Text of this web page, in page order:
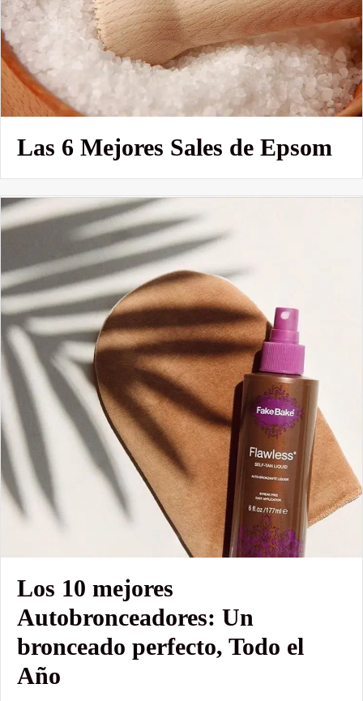
Las 6 Mejores Sales de Epsom
Los 10 mejores
Autobronceadores: Un
bronceado perfecto, Todo el
Año